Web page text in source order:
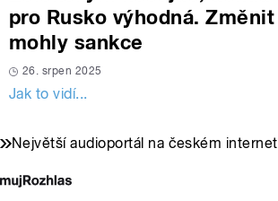
pro Rusko výhodná.
mohly sankce
26. srpen 2025
Jak to vidí...
Největší audioportál na českém